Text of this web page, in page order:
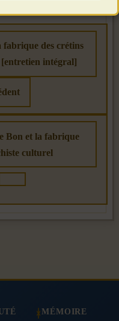
des crétins
intégral]
Bon et la fabrique
culturel
MÉMOIRE